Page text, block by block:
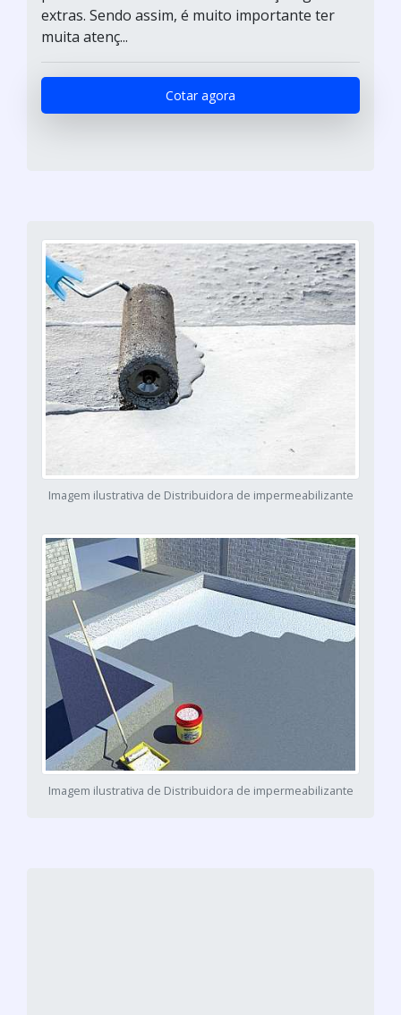
extras. Sendo assim, é muito importante ter
muita atenç...
Cotar agora
Imagem ilustrativa de Distribuidora de impermeabilizante
Imagem ilustrativa de Distribuidora de impermeabilizante